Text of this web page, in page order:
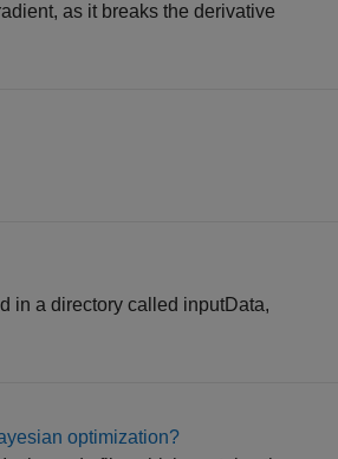
as it breaks the derivative
in a directory called inputData,
optimization?